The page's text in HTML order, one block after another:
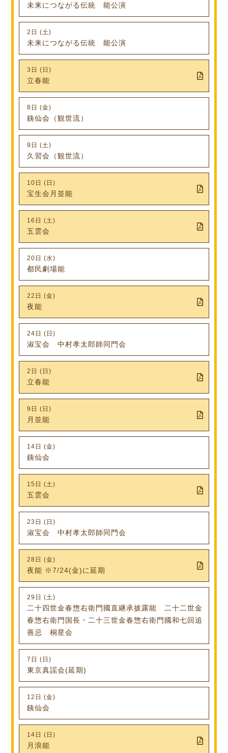
未来につながる伝統 能公演
2日 (土)
未来につながる伝統 能公演
3日 (日)
立春能
8日 (金)
銕仙会（観世流）
9日 (土)
久習会（観世流）
10日 (日)
宝生会月並能
16日 (土)
五雲会
20日 (水)
都民劇場能
22日 (金)
夜能
24日 (日)
淑宝会 中村孝太郎師同門会
2日 (日)
立春能
9日 (日)
月並能
14日 (金)
銕仙会
15日 (土)
五雲会
23日 (日)
淑宝会 中村孝太郎師同門会
28日 (金)
夜能 ※7/24(金)に延期
29日 (土)
二十四世金春惣右衛門國直継承披露能 二十二世金
春惣右衛門国長・二十三世金春惣右衛門國和七回追
善忌 桐星会
7日 (日)
東京真謡会(延期)
12日 (金)
銕仙会
14日 (日)
月浪能